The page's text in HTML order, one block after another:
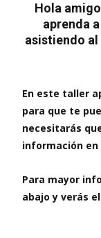
Hola
aprenda
asistiendo
En este taller
para que te
necesitarás
información en
Para mayor
abajo y verás